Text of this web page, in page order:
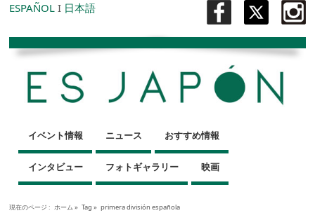
ESPAÑOL I 日本語
イベント情報 ニュース おすすめ情報
インタビュー フォトギャラリー 映画
現在のページ : ホーム » Tag » primera división española